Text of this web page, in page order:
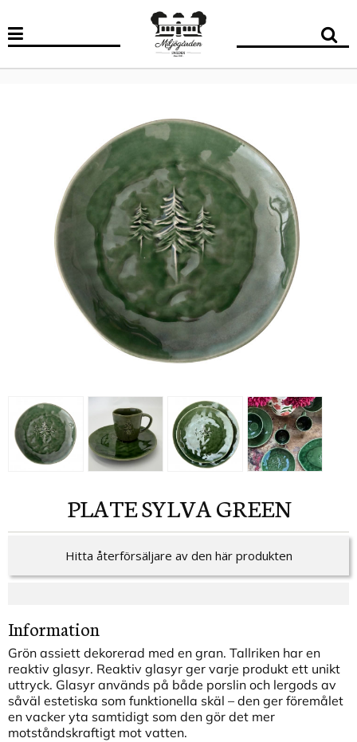
PLATE SYLVA GREEN
Hitta återförsäljare av den här produkten
Information
Grön assiett dekorerad med en gran. Tallriken har en
reaktiv glasyr. Reaktiv glasyr ger varje produkt ett unikt
uttryck. Glasyr används på både porslin och lergods av
såväl estetiska som funktionella skäl – den ger föremålet
en vacker yta samtidigt som den gör det mer
motståndskraftigt mot vatten.